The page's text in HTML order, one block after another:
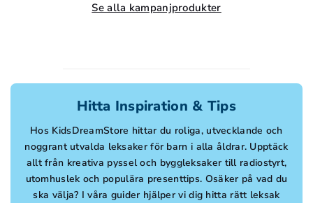
Se alla kampanjprodukter
Hitta Inspiration & Tips
Hos KidsDreamStore hittar du roliga, utvecklande och
noggrant utvalda leksaker för barn i alla åldrar. Upptäck
allt från kreativa pyssel och byggleksaker till radiostyrt,
utomhuslek och populära presenttips. Osäker på vad du
ska välja? I våra guider hjälper vi dig hitta rätt leksak